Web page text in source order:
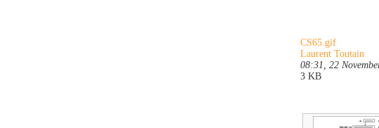
CS65.gif
Laurent Toutain
08:31, 22
3 KB